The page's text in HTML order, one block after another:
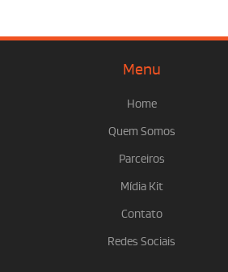
Menu
Home
Quem Somos
Parceiros
Mídia Kit
Contato
Redes Sociais